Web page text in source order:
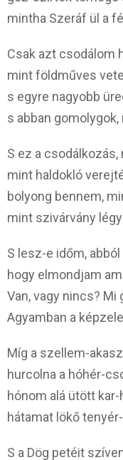
mintha Szeráf ül a
Csak azt csodálom
mint földműves
s egyre nagyobb
s abban
S ez a
mint haldokló
bolyong bennem,
mint szivárvány
S lesz-e időm,
hogy elmondjam
Van, vagy nincs? Mi
Agyamban a
Míg a szellem-
hurcolna a hóhér-
hónom alá ütött kar-
hátamat lökő
S a Dög petéit